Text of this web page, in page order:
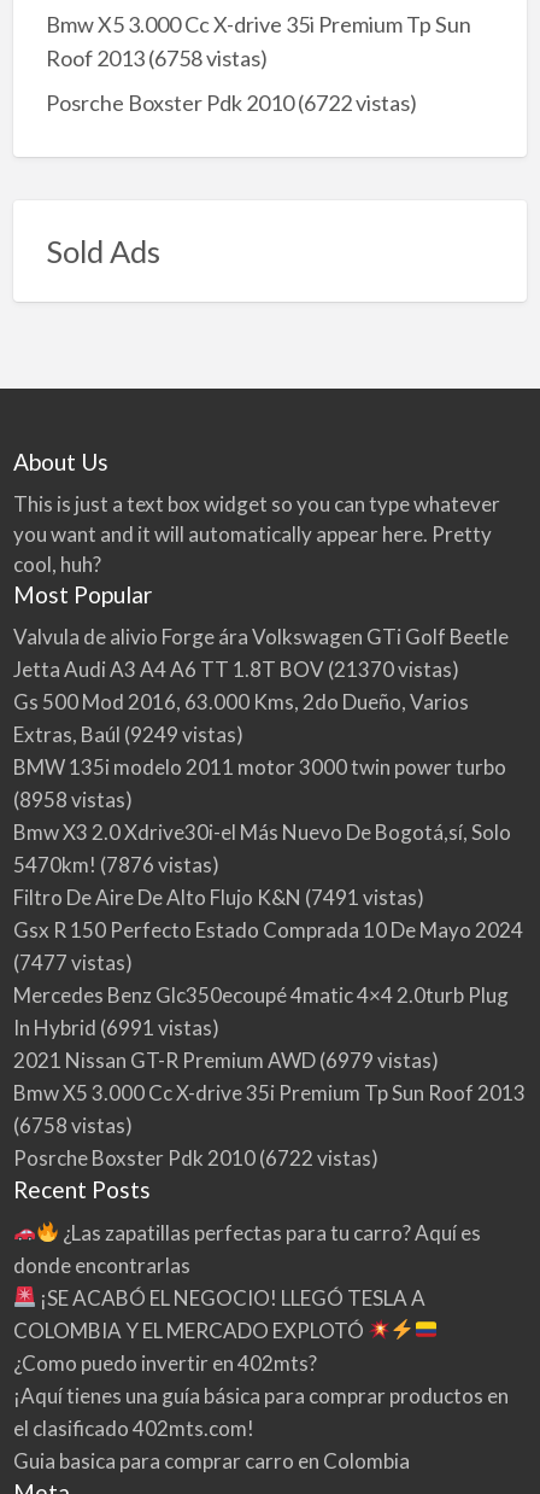
Bmw X5 3.000 Cc X-drive 35i Premium Tp Sun
Roof 2013(6758 vistas)
Posrche Boxster Pdk 2010(6722 vistas)
Sold Ads
About Us
This is just a text box widget so you can type whatever
you want and it will automatically appear here. Pretty
cool, huh?
Most Popular
Valvula de alivio Forge ára Volkswagen GTi Golf Beetle
Jetta Audi A3 A4 A6 TT 1.8T BOV(21370 vistas)
Gs 500 Mod 2016, 63.000 Kms, 2do Dueño, Varios
Extras, Baúl (9249 vistas)
BMW 135i modelo 2011 motor 3000 twin power turbo
(8958 vistas)
Bmw X3 2.0 Xdrive30i-el Más Nuevo De Bogotá,sí, Solo
5470km! (7876 vistas)
Filtro De Aire De Alto Flujo K&N (7491 vistas)
Gsx R 150 Perfecto Estado Comprada 10 De Mayo 2024
(7477 vistas)
Mercedes Benz Glc350ecoupé 4matic 4×4 2.0turb Plug
In Hybrid (6991 vistas)
2021 Nissan GT-R Premium AWD(6979 vistas)
Bmw X5 3.000 Cc X-drive 35i Premium Tp Sun Roof 2013
(6758 vistas)
Posrche Boxster Pdk 2010(6722 vistas)
Recent Posts
¿Las zapatillas perfectas para tu carro? Aquí es
donde encontrarlas
¡SE ACABÓ EL NEGOCIO! LLEGÓ TESLA A
COLOMBIA Y EL MERCADO EXPLOTÓ
¿Como puedo invertir en 402mts?
¡Aquí tienes una guía básica para comprar productos en
el clasificado 402mts.com!
Guia basica para comprar carro en Colombia